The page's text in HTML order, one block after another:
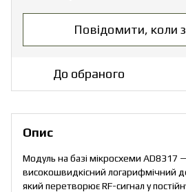
Повідомити, коли
До обраного
Опис
Модуль на базі мікросхеми AD8317
високошвидкісний логарифмічний
який перетворює RF-сигнал у